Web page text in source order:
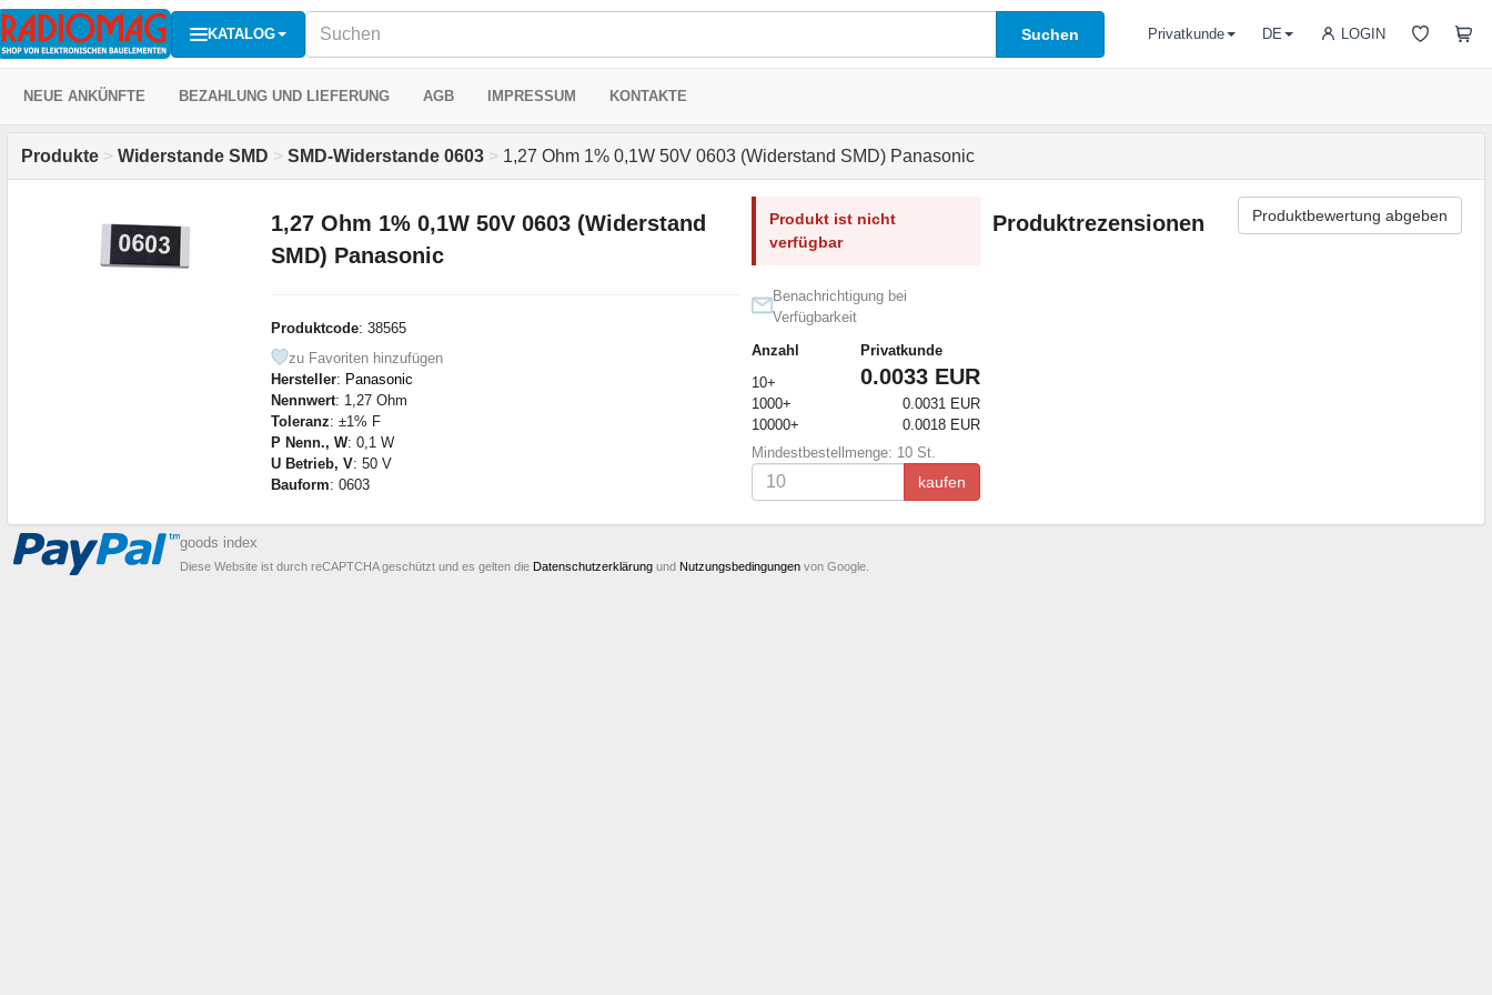
KATALOG Suchen LOGIN
Privatkunde DE
NEUE ANKÜNFTE BEZAHLUNG UND LIEFERUNG AGB IMPRESSUM KONTAKTE
Produkte > Widerstande SMD > SMD-Widerstande 0603 > 1,27 Ohm 1% 0,1W 50V 0603 (Widerstand SMD) Panasonic
1,27 Ohm 1% 0,1W 50V 0603 (Widerstand
SMD) Panasonic
Produktcode: 38565
zu Favoriten hinzufügen
Hersteller: Panasonic
Nennwert: 1,27 Ohm
Toleranz: ±1% F
P Nenn., W: 0,1 W
U Betrieb, V: 50 V
Bauform: 0603
Produkt ist nicht
verfügbar
Benachrichtigung bei
Verfügbarkeit
Anzahl
Privatkunde
10+
0.0033 EUR
1000+
0.0031 EUR
10000+
0.0018 EUR
Mindestbestellmenge: 10 St.
kaufen
Produktrezensionen Produktbewertung abgeben
goods index
Diese Website ist durch reCAPTCHA geschützt und es gelten die Datenschutzerklärung und Nutzungsbedingungen von Google.